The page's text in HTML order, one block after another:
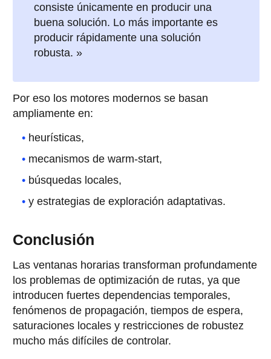
consiste únicamente en producir una
buena solución. Lo más importante es
producir rápidamente una solución
robusta. »
Por eso los motores modernos se basan
ampliamente en:
heurísticas,
mecanismos de warm-start,
búsquedas locales,
y estrategias de exploración adaptativas.
Conclusión
Las ventanas horarias transforman profundamente
los problemas de optimización de rutas, ya que
introducen fuertes dependencias temporales,
fenómenos de propagación, tiempos de espera,
saturaciones locales y restricciones de robustez
mucho más difíciles de controlar.